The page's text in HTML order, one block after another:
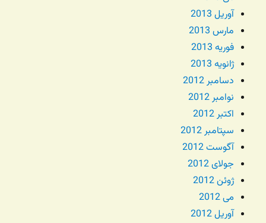
آوریل 2013
مارس 2013
فوریه 2013
ژانویه 2013
دسامبر 2012
نوامبر 2012
اکتبر 2012
سپتامبر 2012
آگوست 2012
جولای 2012
ژوئن 2012
می 2012
آوریل 2012